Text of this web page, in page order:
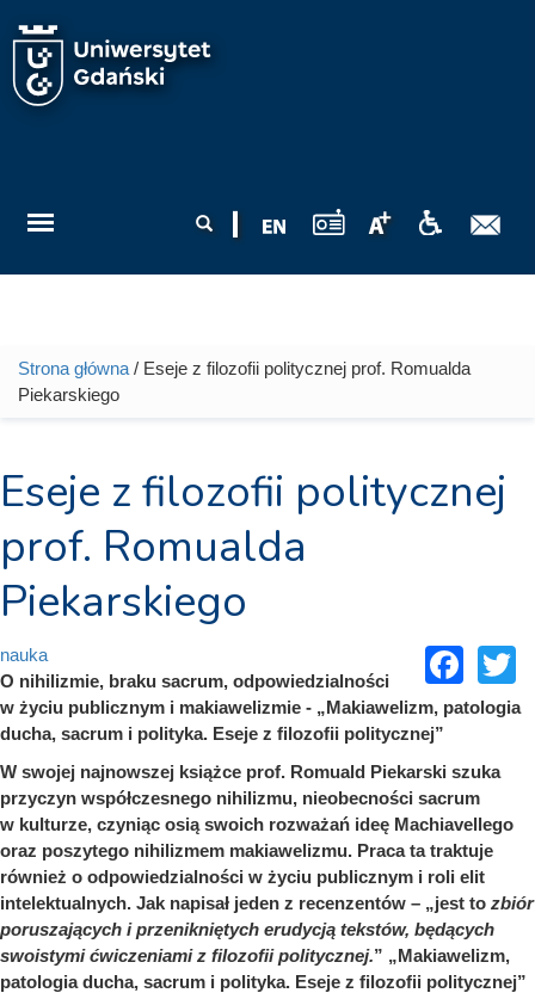
wyszukiwania
Jesteś tutaj
Strona główna / Eseje z filozofii politycznej prof. Romualda
Piekarskiego
Eseje z filozofii politycznej
prof. Romualda
Piekarskiego
nauka
O nihilizmie, braku sacrum, odpowiedzialności
w życiu publicznym i makiawelizmie - „Makiawelizm, patologia
ducha, sacrum i polityka. Eseje z filozofii politycznej”
W swojej najnowszej książce prof. Romuald Piekarski szuka
przyczyn współczesnego nihilizmu, nieobecności sacrum
w kulturze, czyniąc osią swoich rozważań ideę Machiavellego
oraz poszytego nihilizmem makiawelizmu. Praca ta traktuje
również o odpowiedzialności w życiu publicznym i roli elit
intelektualnych. Jak napisał jeden z recenzentów – „jest to zbiór
poruszających i przenikniętych erudycją tekstów, będących
swoistymi ćwiczeniami z filozofii politycznej.” „Makiawelizm,
patologia ducha, sacrum i polityka. Eseje z filozofii politycznej”